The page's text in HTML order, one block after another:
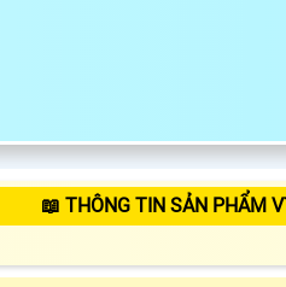
📖 THÔNG TIN SẢN PHẨM